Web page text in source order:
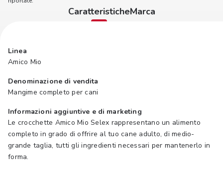
CaratteristicheMarca
Linea
Amico Mio
Denominazione di vendita
Mangime completo per cani
Informazioni aggiuntive e di marketing
Le crocchette Amico Mio Selex rappresentano un alimento
completo in grado di offrire al tuo cane adulto, di medio-
grande taglia, tutti gli ingredienti necessari per mantenerlo in
forma.